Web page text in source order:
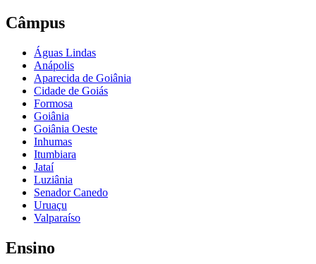
Câmpus
Águas Lindas
Anápolis
Aparecida de Goiânia
Cidade de Goiás
Formosa
Goiânia
Goiânia Oeste
Inhumas
Itumbiara
Jataí
Luziânia
Senador Canedo
Uruaçu
Valparaíso
Ensino